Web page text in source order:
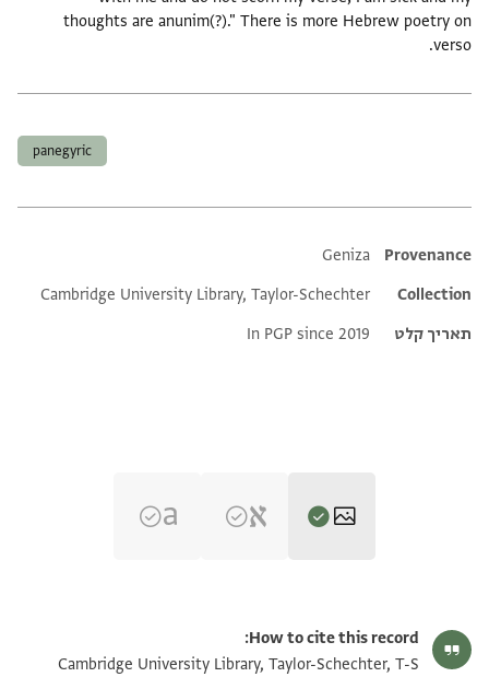
thoughts are anunim(?)." There is more Hebrew poetry on
verso.
panegyric
Additional metadata
Provenance
Geniza
Collection
Cambridge University Library, Taylor-Schechter
תאריך קלט
In PGP since 2019
T-S 20.136 1v הגדל וסובב
How to cite this record:
Cambridge University Library, Taylor-Schechter, T-S